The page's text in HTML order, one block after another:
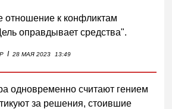
отношение к конфликтам
оправдывает средства".
I 28 МАЯ 2023 13:49
одновременно считают гением
за решения, стоившие